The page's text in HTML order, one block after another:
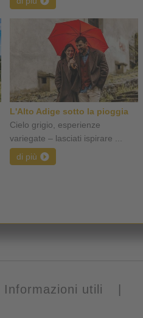
L'Alto Adige sotto la pioggia
Cielo grigio, esperienze
variegate – lasciati ispirare ...
di più
Informazioni utili